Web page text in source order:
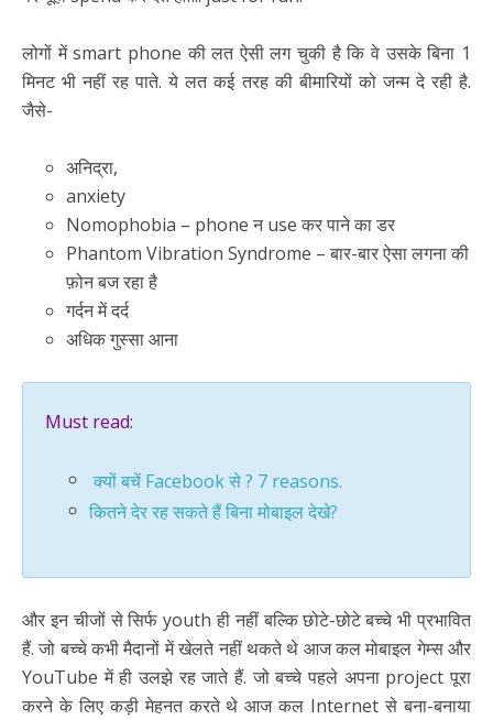
लोगों में smart phone की लत ऐसी लग चुकी है कि वे उसके बिना 1
मिनट भी नहीं रह पाते. ये लत कई तरह की बीमारियों को जन्म दे रही है.
जैसे-
अनिद्रा,
anxiety
Nomophobia – phone न use कर पाने का डर
Phantom Vibration Syndrome – बार-बार ऐसा लगना की
फ़ोन बज रहा है
गर्दन में दर्द
अधिक गुस्सा आना
Must read:
क्यों बचें Facebook से ? 7 reasons.
कितने देर रह सकते हैं बिना मोबाइल देखे?
और इन चीजों से सिर्फ youth ही नहीं बल्कि छोटे-छोटे बच्चे भी प्रभावित
हैं. जो बच्चे कभी मैदानों में खेलते नहीं थकते थे आज कल मोबाइल गेम्स और
YouTube में ही उलझे रह जाते हैं. जो बच्चे पहले अपना project पूरा
करने के लिए कड़ी मेहनत करते थे आज कल Internet से बना-बनाया